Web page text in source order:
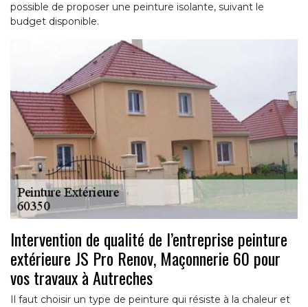
possible de proposer une peinture isolante, suivant le
budget disponible.
Intervention de qualité de l’entreprise peinture
extérieure JS Pro Renov, Maçonnerie 60 pour
vos travaux à Autreches
Il faut choisir un type de peinture qui résiste à la chaleur et